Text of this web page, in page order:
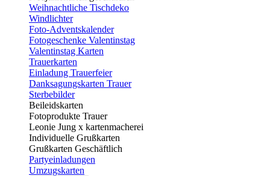
Weihnachtliche Tischdeko
Windlichter
Foto-Adventskalender
Fotogeschenke Valentinstag
Valentinstag Karten
Trauerkarten
Einladung Trauerfeier
Danksagungskarten Trauer
Sterbebilder
Beileidskarten
Fotoprodukte Trauer
Leonie Jung x kartenmacherei
Individuelle Grußkarten
Grußkarten Geschäftlich
Partyeinladungen
Umzugskarten